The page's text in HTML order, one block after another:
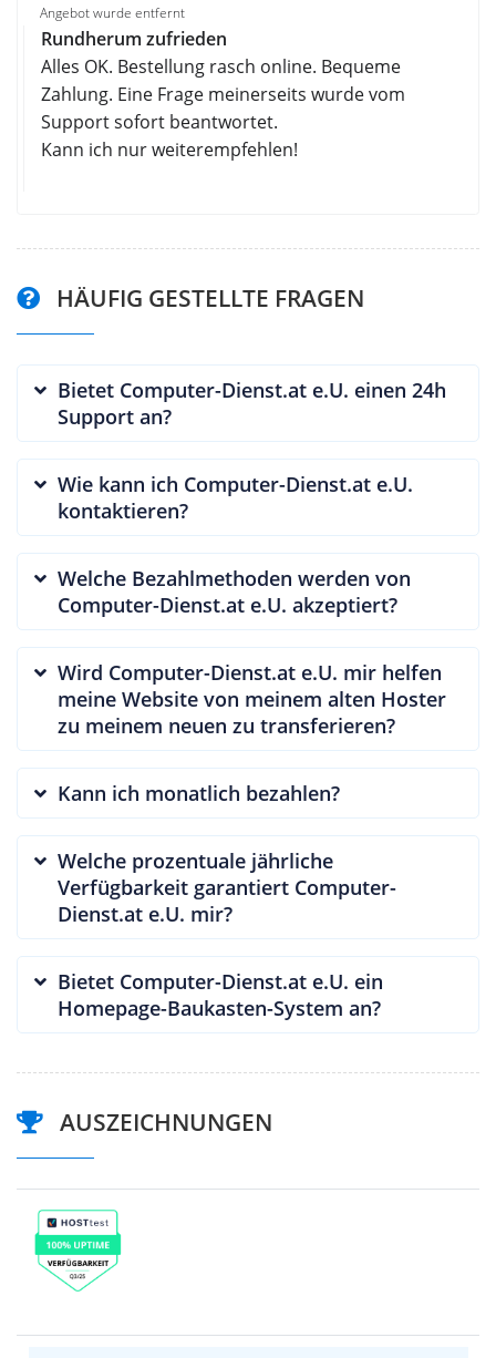
Angebot wurde entfernt
Rundherum zufrieden
Alles OK. Bestellung rasch online. Bequeme
Zahlung. Eine Frage meinerseits wurde vom
Support sofort beantwortet.
Kann ich nur weiterempfehlen!
HÄUFIG GESTELLTE FRAGEN
Bietet Computer-Dienst.at e.U. einen 24h
Support an?
Wie kann ich Computer-Dienst.at e.U.
kontaktieren?
Welche Bezahlmethoden werden von
Computer-Dienst.at e.U. akzeptiert?
Wird Computer-Dienst.at e.U. mir helfen
meine Website von meinem alten Hoster
zu meinem neuen zu transferieren?
Kann ich monatlich bezahlen?
Welche prozentuale jährliche
Verfügbarkeit garantiert Computer-
Dienst.at e.U. mir?
Bietet Computer-Dienst.at e.U. ein
Homepage-Baukasten-System an?
AUSZEICHNUNGEN